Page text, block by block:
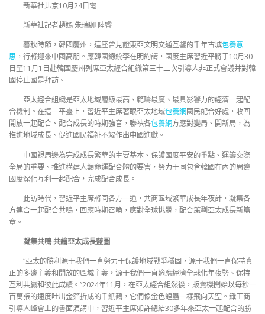
新華社北京10月24日電
新華社記者趙嫣 朱瑞卿 陸睿
暮秋時節，韓國慶州，這座曾見證東亞文明交通互鑒的千年古城包養意
思 ，行將迎來中國高朋。應韓國總統李在明約請，國度主席習近平將于10月30
日至11月1日赴韓國慶州列席亞太經合組織第三十二次引導人非正式會議并對韓
國停止國是拜訪。
亞太經合組織是亞太地域層級最高、範疇最廣、最具影響力的經濟一起配
合機制。在這一平臺上，習近平主席著眼亞太地域包養網國民配合好處，收回
開放一起配合、配合成長的時期強音，聯袂各包養網方應對變局、開新局，為
推進地域成長、促進國民福祉不竭作出中國進獻。
中國視周邊為完成成長繁華的主要基本、保護國度平安的重點、運籌交際
全局的重要、推進構建人類命運配合體的要害，努力于同包含韓國在內的周邊
國度深化互利一起配合，完成配合成長。
此訪時代，習近平主席將同各方一道，共商區域繁華成長年夜計，凝集各
方連合一起配合共鳴，回應時期召喚，應對全球挑釁，配合策劃亞太成長新篇
章。
凝集共鳴 共繪亞太成長藍圖
“亞太的勝利源于我們一直努力于保護地域戰爭穩固，源于我們一直保持真
正的多邊主義和開放的區域主義，源于我們一直適應經濟全球化年夜勢、保持
互利共贏和彼此成績。”2024年11月，在亞太經合組然後，販賣機開始以每秒一
百萬張的速度吐出金箔折成的千紙鶴，它們像金色蝗蟲一樣飛向天空。織工商
引導人峰會上的書面演講中，習近平主席如許總結30多年來亞太一起配合的勝